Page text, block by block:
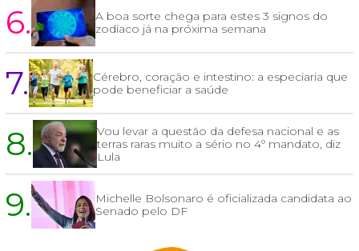
6.
A boa sorte chega para estes 3 signos do
zodíaco já na próxima semana
7.
Cérebro, coração e intestino: a especiaria que
pode beneficiar a saúde
8.
Vou levar a questão da defesa nacional e as
terras raras muito a sério no 4º mandato, diz
Lula
9.
Michelle Bolsonaro é oficializada candidata ao
Senado pelo DF